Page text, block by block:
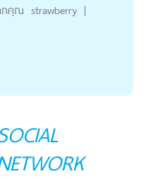
กคุณ strawberry |